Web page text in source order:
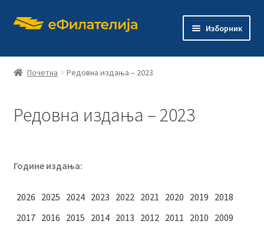
Прескочи
Скочи
Изборник
Почетна
Издања
Почетна Редовна издања – 2023
Редовна издања – 2023
Године издања:
2026 2025 2024 2023 2022 2021 2020 2019 2018
2017 2016 2015 2014 2013 2012 2011 2010 2009